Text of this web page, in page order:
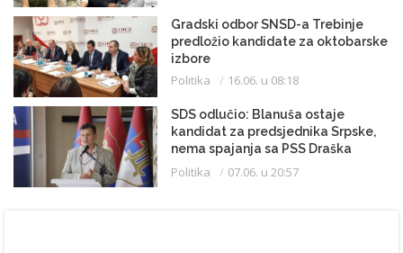
Gradski odbor SNSD-a Trebinje
predložio kandidate za oktobarske
izbore
Politika 16.06. u 08:18
SDS odlučio: Blanuša ostaje
kandidat za predsjednika Srpske,
nema spajanja sa PSS Draška
Stanivukovića
Politika 07.06. u 20:57